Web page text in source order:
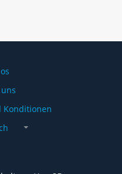
Konditionen